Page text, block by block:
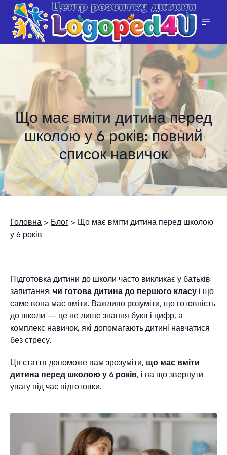
Що має вміти дитина перед
школою у 6 років: повний
список навичок
Головна > Блог > Що має вміти дитина перед школою
у 6 років
Підготовка дитини до школи часто викликає у батьків
запитання: чи готова дитина до першого класу і що
саме вона має вміти. Важливо розуміти, що готовність
до школи — це не лише знання букв і цифр, а
комплекс навичок, які допомагають дитині навчатися
без стресу.
Ця стаття допоможе вам зрозуміти, що має вміти
дитина перед школою у 6 років, і на що звернути
увагу під час підготовки.